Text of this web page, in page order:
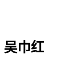
吴巾红